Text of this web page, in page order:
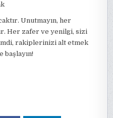
Unutmayın, her
Her zafer ve yenilgi, sizi
rakiplerinizi alt etmek